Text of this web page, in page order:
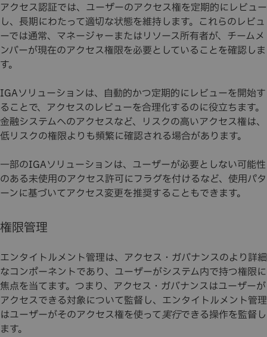
アクセス認証では、ユーザーのアクセス権を定期的にレビュー
し、長期にわたって適切な状態を維持します。これらのレビュ
ーでは通常、マネージャーまたはリソース所有者が、チームメ
ンバーが現在のアクセス権限を必要としていることを確認しま
す。
IGAソリューションは、自動的かつ定期的にレビューを開始す
ることで、アクセスのレビューを合理化するのに役立ちます。
金融システムへのアクセスなど、リスクの高いアクセス権は、
低リスクの権限よりも頻繁に確認される場合があります。
一部のIGAソリューションは、ユーザーが必要としない可能性
のある未使用のアクセス許可にフラグを付けるなど、使用パタ
ーンに基づいてアクセス変更を推奨することもできます。
権限管理
エンタイトルメント管理は、アクセス・ガバナンスのより詳細
なコンポーネントであり、ユーザーがシステム内で持つ権限に
焦点を当てます。つまり、アクセス・ガバナンスはユーザーが
アクセスできる対象について監督し、エンタイトルメント管理
はユーザーがそのアクセス権を使って実行できる操作を監督し
ます。